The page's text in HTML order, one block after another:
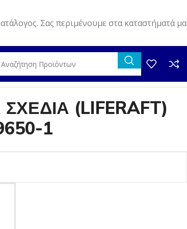
Σας περιμένουμε στα καταστήματά
ΑΝΑΨΥΧΗΣ / ISO 9650-1
(LIFERAFT)
1